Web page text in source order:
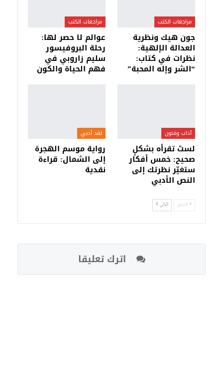
مراجعات الكتب
جون هيك ونظرية
العدالة الإلهية:
نظرات في كتاب:
“الشر وإله المحبة”
مراجعات الكتب
عوالم لا حصر لها:
رحلة البروفيسور
سليم زاروبي في
فهم الحياة والكون
آداب وفنون
لستَ تقرأه بشكلٍ
صحيح: خمس أفكار
ستغيّر نظرتك إلى
النص الأدبي
نقد أدبي
رواية موسم الهجرة
إلى الشمال: قراءة
نقدية
السابق التالي
اترك تعليقا